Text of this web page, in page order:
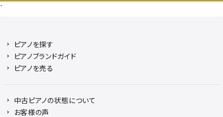
-
ピアノを探す
ピアノブランドガイド
ピアノを売る
中古ピアノの状態について
お客様の声